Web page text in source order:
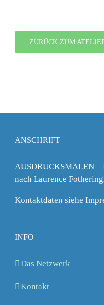
ZURÜCK ZUM
ANSCHRIFT
AUSDRUCKSMALEN –
nach Laurence
Kontaktdaten siehe
INFO
Das Netzwerk
Kontakt